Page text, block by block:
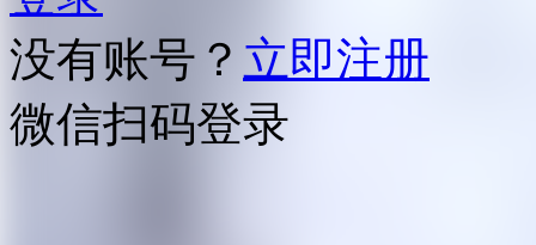
没有账号？ 立即注册
微信扫码登录